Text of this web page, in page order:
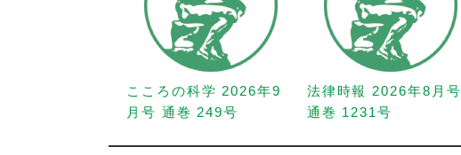
こころの科学 2026年9
月号 通巻 249号
法律時報 2026年8月号
通巻 1231号